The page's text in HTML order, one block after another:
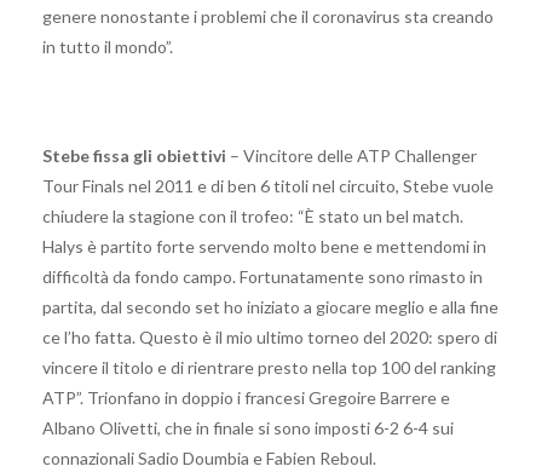
genere nonostante i problemi che il coronavirus sta creando
in tutto il mondo”.
Stebe fissa gli obiettivi – Vincitore delle ATP Challenger
Tour Finals nel 2011 e di ben 6 titoli nel circuito, Stebe vuole
chiudere la stagione con il trofeo: “È stato un bel match.
Halys è partito forte servendo molto bene e mettendomi in
difficoltà da fondo campo. Fortunatamente sono rimasto in
partita, dal secondo set ho iniziato a giocare meglio e alla fine
ce l’ho fatta. Questo è il mio ultimo torneo del 2020: spero di
vincere il titolo e di rientrare presto nella top 100 del ranking
ATP”. Trionfano in doppio i francesi Gregoire Barrere e
Albano Olivetti, che in finale si sono imposti 6-2 6-4 sui
connazionali Sadio Doumbia e Fabien Reboul.